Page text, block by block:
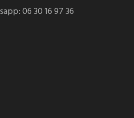
06 30 16 97 36